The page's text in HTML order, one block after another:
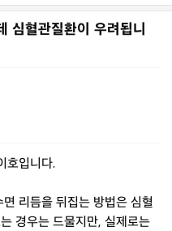
심혈관질환이 우려됩니
호입니다.
리듬을 뒤집는 방법은 심혈
경우는 드물지만, 실제로는